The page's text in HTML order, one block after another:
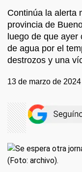
Continúa la alerta
provincia de
luego de que
de agua por el
destrozos y una
13 de marzo de